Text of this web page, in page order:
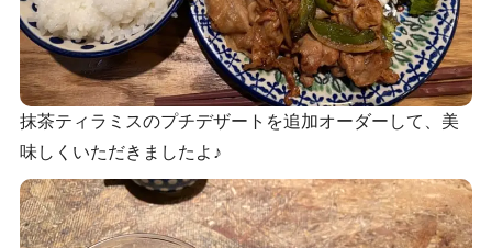
抹茶ティラミスのプチデザートを追加オーダーして、美
味しくいただきましたよ♪